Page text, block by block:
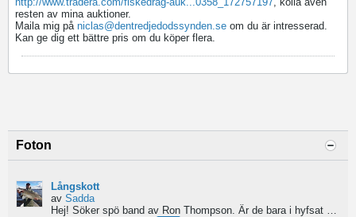
resten av mina auktioner.
Maila mig på niclas@dentredjedodssynden.se om du är intresserad.
Kan ge dig ett bättre pris om du köper flera.
Foton
Långskott
av Sadda
Hej! Söker spö band av Ron Thompson. Är de bara i hyfsat skick så köper jag gärna ett par....